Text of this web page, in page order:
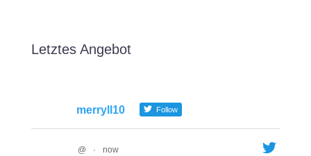
Letztes Angebot
merryll10 Follow
@ · now